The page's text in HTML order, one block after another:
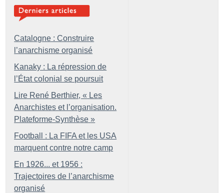
Catalogne : Construire
l’anarchisme organisé
Kanaky : La répression de
l’État colonial se poursuit
Lire René Berthier, « Les
Anarchistes et l’organisation.
Plateforme-Synthèse »
Football : La FIFA et les USA
marquent contre notre camp
En 1926... et 1956 :
Trajectoires de l’anarchisme
organisé